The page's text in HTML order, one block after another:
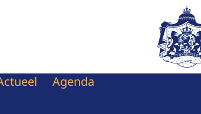
Naar de
Agenda